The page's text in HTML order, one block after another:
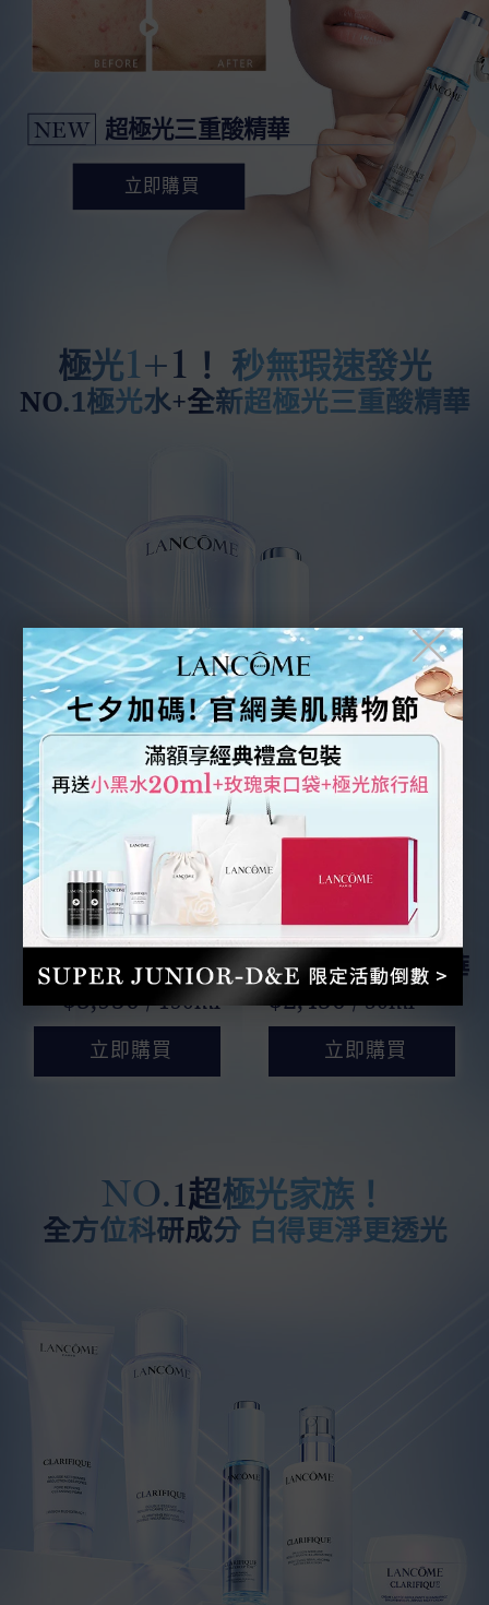
NEW 超極光三重酸精華
立即購買
極光1+1 ！ 秒無瑕速發光
NO.1極光水+全新超極光三重酸精華
#極光水
超極光活粹晶露
$3,950/ 150ml
立即購買
NEW
超極光三重酸精華
$2,450/ 30ml
立即購買
NO.1超極光家族！
全方位科研成分 白得更淨更透光
╳